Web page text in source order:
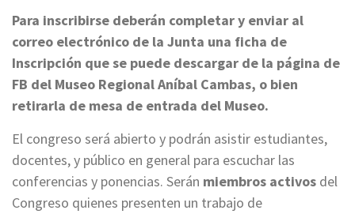
Para inscribirse deberán completar y enviar al
correo electrónico de la Junta una ficha de
Inscripción que se puede descargar de la página de
FB del Museo Regional Aníbal Cambas, o bien
retirarla de mesa de entrada del Museo.
El congreso será abierto y podrán asistir estudiantes,
docentes, y público en general para escuchar las
conferencias y ponencias. Serán miembros activos del
Congreso quienes presenten un trabajo de